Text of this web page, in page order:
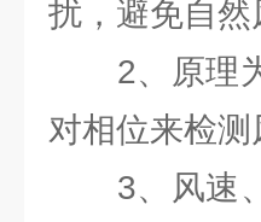
扰，避免自然
2、原理为
对相位来检测
3、风速、